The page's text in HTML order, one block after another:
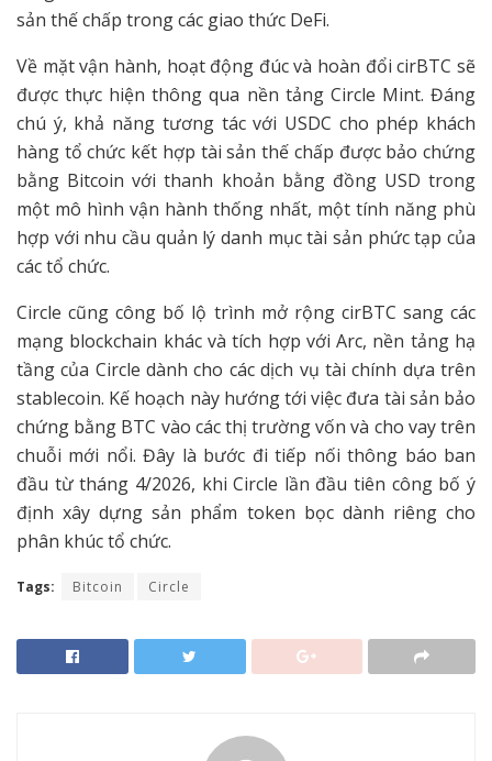
sản thế chấp trong các giao thức DeFi.
Về mặt vận hành, hoạt động đúc và hoàn đổi cirBTC sẽ
được thực hiện thông qua nền tảng Circle Mint. Đáng
chú ý, khả năng tương tác với USDC cho phép khách
hàng tổ chức kết hợp tài sản thế chấp được bảo chứng
bằng Bitcoin với thanh khoản bằng đồng USD trong
một mô hình vận hành thống nhất, một tính năng phù
hợp với nhu cầu quản lý danh mục tài sản phức tạp của
các tổ chức.
Circle cũng công bố lộ trình mở rộng cirBTC sang các
mạng blockchain khác và tích hợp với Arc, nền tảng hạ
tầng của Circle dành cho các dịch vụ tài chính dựa trên
stablecoin. Kế hoạch này hướng tới việc đưa tài sản bảo
chứng bằng BTC vào các thị trường vốn và cho vay trên
chuỗi mới nổi. Đây là bước đi tiếp nối thông báo ban
đầu từ tháng 4/2026, khi Circle lần đầu tiên công bố ý
định xây dựng sản phẩm token bọc dành riêng cho
phân khúc tổ chức.
Tags: Bitcoin Circle